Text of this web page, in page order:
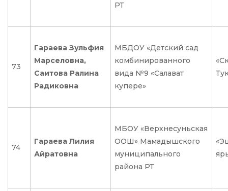
РТ
73
Гараева Зульфия
Марселовна,
Саитова Ралина
Радиковна
МБДОУ «Детский сад
комбинированного
вида №9 «Салават
купере»
74
Гараева Лилия
Айратовна
МБОУ «Верхнесуньская
ООШ» Мамадышского
муниципального
района РТ